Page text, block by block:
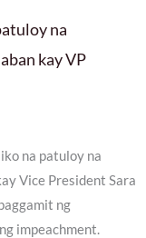
na
kay VP
na patuloy na
Vice President Sara
ng
impeachment.